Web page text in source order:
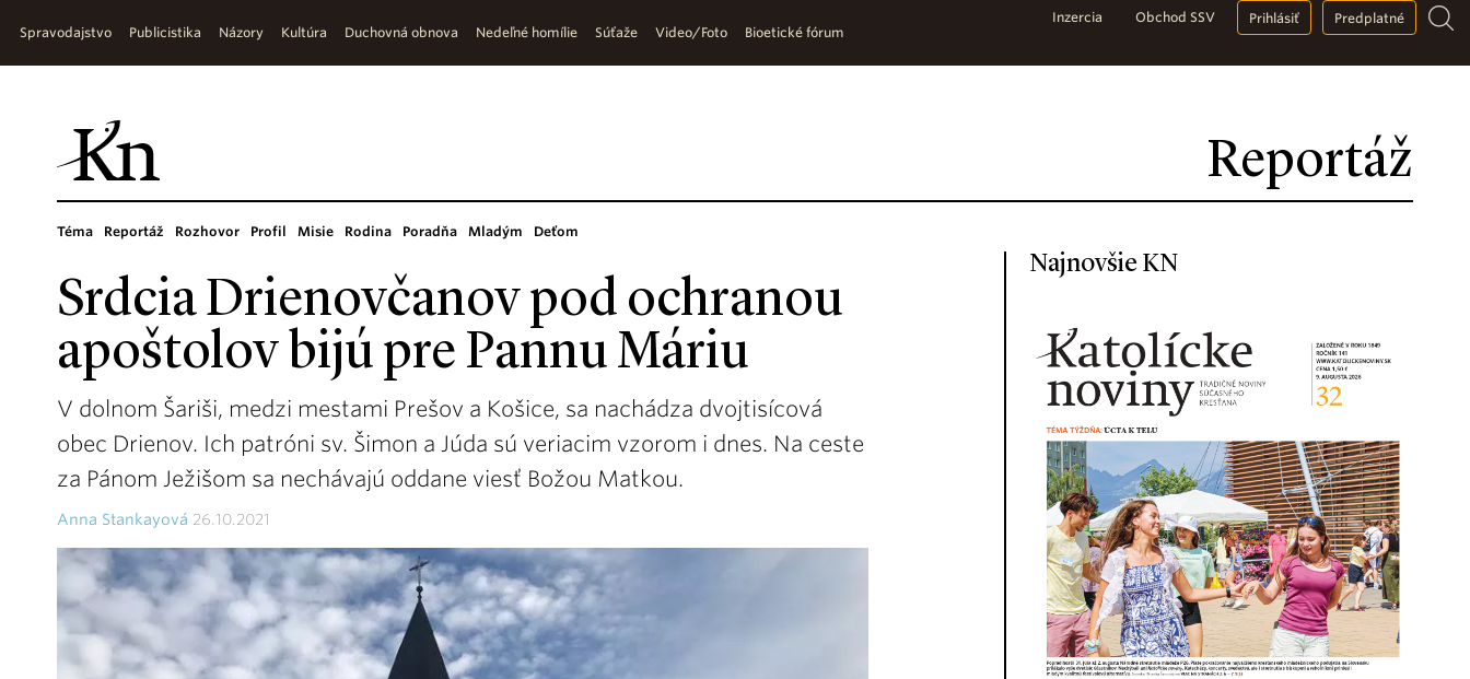
Reportáž
Spravodajstvo Publicistika Názory Kultúra Duchovná obnova Nedeľné homílie Súťaže Video/Foto Bioetické fórum
Inzercia Obchod SSV Prihlásiť Predplatné
Téma Reportáž Rozhovor Profil Misie Rodina Poradňa Mladým Deťom
Srdcia Drienovčanov pod ochranou
apoštolov bijú pre Pannu Máriu
V dolnom Šariši, medzi mestami Prešov a Košice, sa nachádza dvojtisícová
obec Drienov. Ich patróni sv. Šimon a Júda sú veriacim vzorom i dnes. Na ceste
za Pánom Ježišom sa nechávajú oddane viesť Božou Matkou.
Anna Stankayová 26.10.2021
Najnovšie KN